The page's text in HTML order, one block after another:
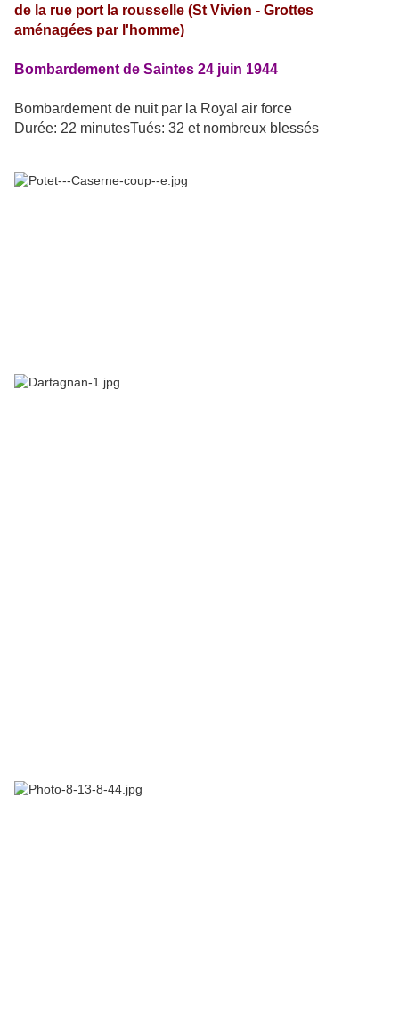
de la rue port la rousselle (St Vivien - Grottes
aménagées par l'homme)
Bombardement de Saintes 24 juin 1944
Bombardement de nuit par la Royal air force
Durée: 22 minutesTués: 32 et nombreux blessés